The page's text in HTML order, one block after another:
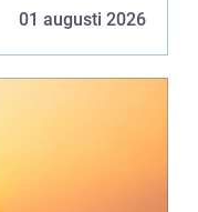
01 augusti 2026